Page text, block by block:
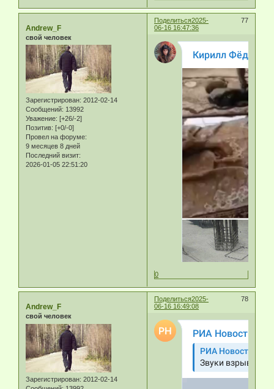
Поделиться 77
2025-
06-16 16:47:36
Andrew_F
свой человек
Зарегистрирован: 2012-02-14
Сообщений: 13992
Уважение: [+26/-2]
Позитив: [+0/-0]
Провел на форуме:
9 месяцев 8 дней
Последний визит:
2026-01-05 22:51:20
0
Поделиться 78
2025-
06-16 16:49:08
Andrew_F
свой человек
Зарегистрирован: 2012-02-14